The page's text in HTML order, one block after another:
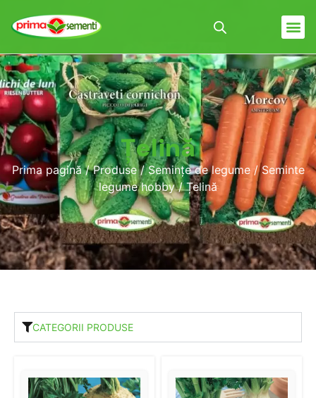
Țelină
Prima pagină/Produse/Semințe de legume/Seminte
legume hobby/ Țelină
CATEGORII PRODUSE